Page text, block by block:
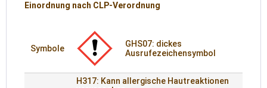
Einordnung nach CLP-Verordnung
Symbole
GHS07: dickes
Ausrufezeichensymbol
H317: Kann allergische Hautreaktionen